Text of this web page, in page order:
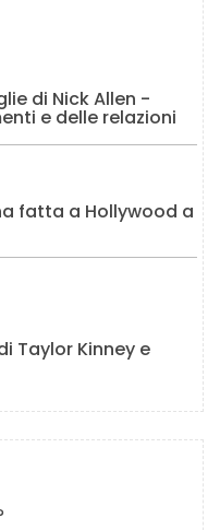
di Nick Allen -
e delle relazioni
fatta a Hollywood a
Taylor Kinney e